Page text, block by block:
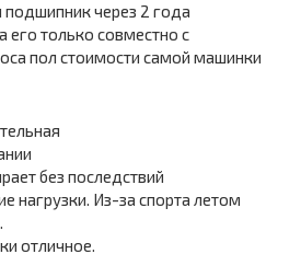
через 2 года
его только совместно с
пол стоимости самой машинки
без последствий
нагрузки. Из-за спорта летом
отличное.